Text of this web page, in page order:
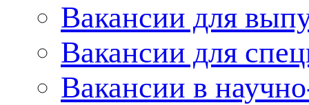
Вакансии для
Вакансии для
Вакансии в